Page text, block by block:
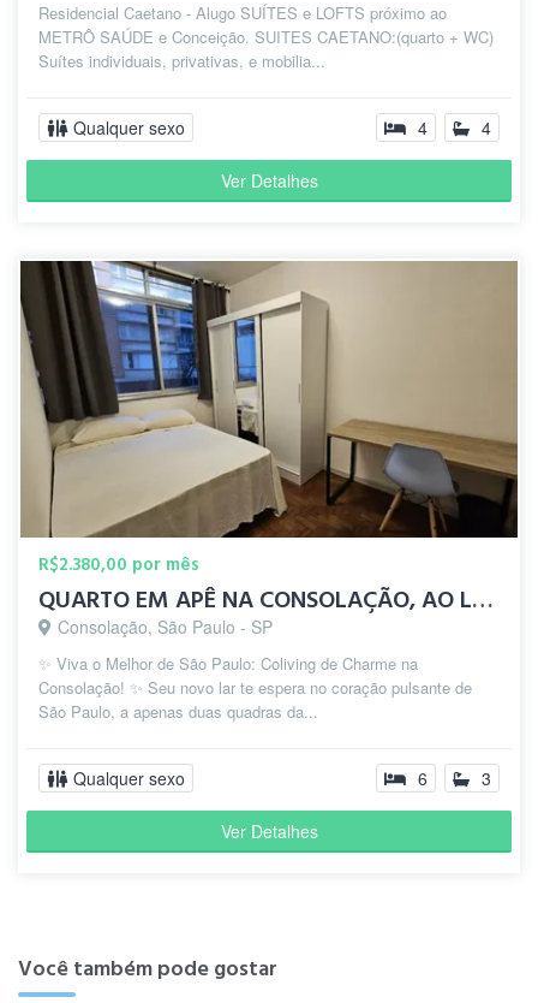
Residencial Caetano - Alugo SUÍTES e LOFTS próximo ao
METRÔ SAÚDE e Conceição. SUITES CAETANO:(quarto + WC)
Suítes individuais, privativas, e mobilia...
Qualquer sexo 4 4
Ver Detalhes
R$2.380,00 por mês
QUARTO EM APÊ NA CONSOLAÇÃO, AO LADO DA ESTAÇÃO PAULISTA
Consolação, São Paulo - SP
✨ Viva o Melhor de São Paulo: Coliving de Charme na
Consolação! ✨ Seu novo lar te espera no coração pulsante de
São Paulo, a apenas duas quadras da...
Qualquer sexo 6 3
Ver Detalhes
Você também pode gostar